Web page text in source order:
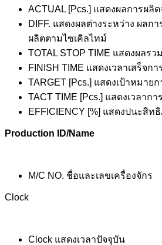
ACTUAL [Pcs.] แสดงผลการผลิต
DIFF. แสดงผลต่างระหว่าง ผลก
ผลิตตามไซเคิลไทม์
TOTAL STOP TIME แสดงผลร
FINISH TIME แสดงเวลาเสร็จกา
TARGET [Pcs.] แสดงเป้าหมาย
TACT TIME [Pcs.] แสดงเวลาก
EFFICIENCY [%] แสดงปนะสิท
Production ID/Name
M/C NO. ชื่อและเลขเครื่องจักร
Clock
Clock แสดงเวลาปัจจุบัน